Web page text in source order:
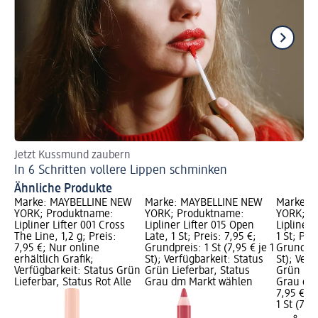
Jetzt Kussmund zaubern
In 6 Schritten vollere Lippen schminken
Ähnliche Produkte
Marke: MAYBELLINE NEW
YORK; Produktname:
Lipliner Lifter 001 Cross
The Line, 1,2 g; Preis:
7,95 €; Nur online
erhältlich Grafik;
Verfügbarkeit: Status Grün
Lieferbar, Status Rot Alle
Marke: MAYBELLINE NEW
YORK; Produktname:
Lipliner Lifter 015 Open
Late, 1 St; Preis: 7,95 €;
Grundpreis: 1 St (7,95 € je 1
St); Verfügbarkeit: Status
Grün Lieferbar, Status
Grau dm Markt wählen
Marke:
YORK;
Lipliner
1 St;
St);
Grün
Grau
7,95 €
1 St